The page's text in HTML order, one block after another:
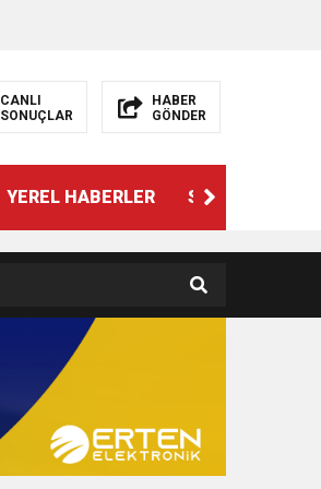
CANLI
SONUÇLAR
HABER
GÖNDER
YEREL HABERLER SPOR